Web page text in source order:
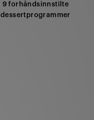
9 forhåndsinnstilte
dessertprogrammer